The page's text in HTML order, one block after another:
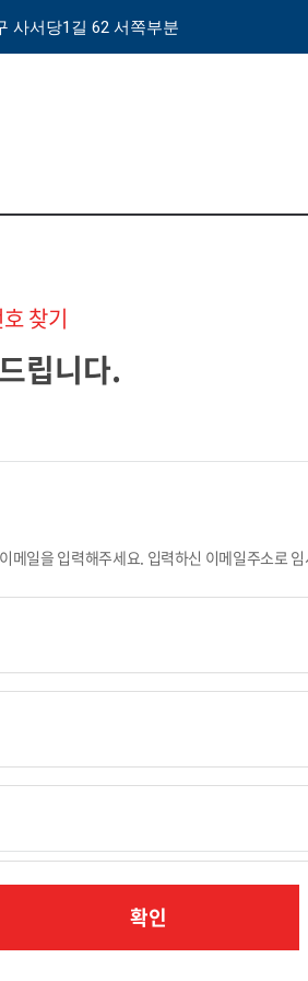
사서당1길 62 서쪽부분
찾기
립니다.
메일을 입력해주세요. 입력하신 이메일주소로
확인